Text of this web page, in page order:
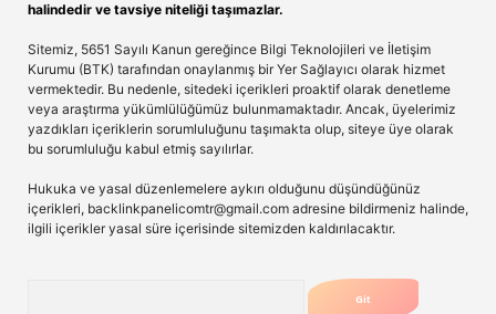
halindedir ve tavsiye niteliği taşımazlar.
Sitemiz, 5651 Sayılı Kanun gereğince Bilgi Teknolojileri ve İletişim
Kurumu (BTK) tarafından onaylanmış bir Yer Sağlayıcı olarak hizmet
vermektedir. Bu nedenle, sitedeki içerikleri proaktif olarak denetleme
veya araştırma yükümlülüğümüz bulunmamaktadır. Ancak, üyelerimiz
yazdıkları içeriklerin sorumluluğunu taşımakta olup, siteye üye olarak
bu sorumluluğu kabul etmiş sayılırlar.
Hukuka ve yasal düzenlemelere aykırı olduğunu düşündüğünüz
içerikleri, backlinkpanelicomtr@gmail.com adresine bildirmeniz halinde,
ilgili içerikler yasal süre içerisinde sitemizden kaldırılacaktır.